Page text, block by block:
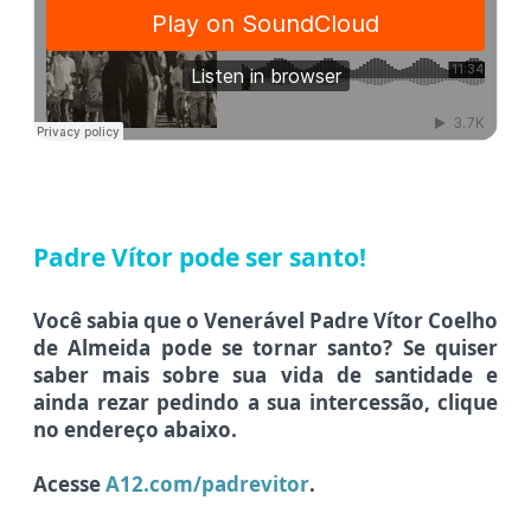
Padre Vítor pode ser santo!
Você sabia que o Venerável Padre Vítor Coelho
de Almeida pode se tornar santo? Se quiser
saber mais sobre sua vida de santidade e
ainda rezar pedindo a sua intercessão, clique
no endereço abaixo.
AcesseA12.com/padrevitor.